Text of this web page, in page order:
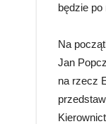
będzie
Na
Jan
na rzecz